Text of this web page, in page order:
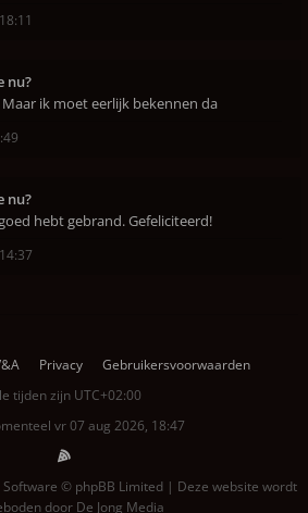
nu?
ik moet eerlijk bekennen da
nu?
hebt gebrand. Gefeliciteerd!
Privacy
Gebruikersvoorwaarden
tijden zijn UTC+02:00
vr 07 aug 2026, 18:47
© phpBB Limited | Deze website wordt
door De Jong Media